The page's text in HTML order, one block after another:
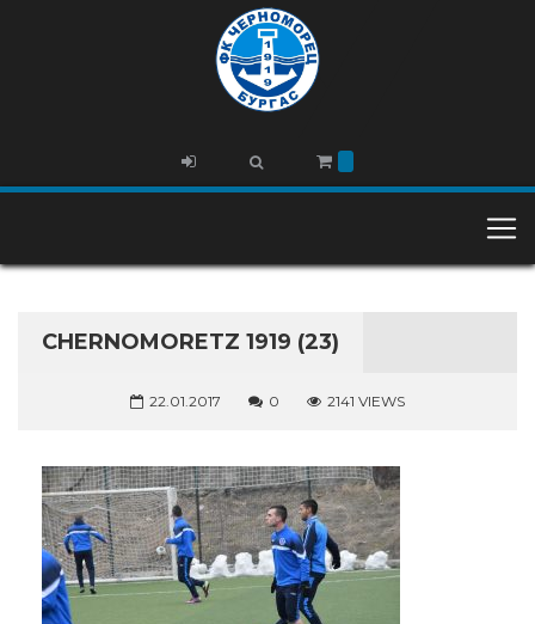
CHERNOMORETZ 1919 (23)
22.01.2017 0 2141 VIEWS